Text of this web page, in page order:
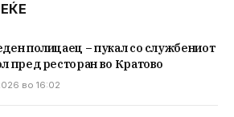
полицаец – пукал со службениот
пред ресторан во Кратово
во 16:02